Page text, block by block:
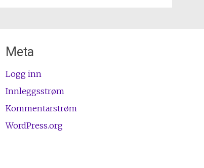
Meta
Logg inn
Innleggsstrøm
Kommentarstrøm
WordPress.org